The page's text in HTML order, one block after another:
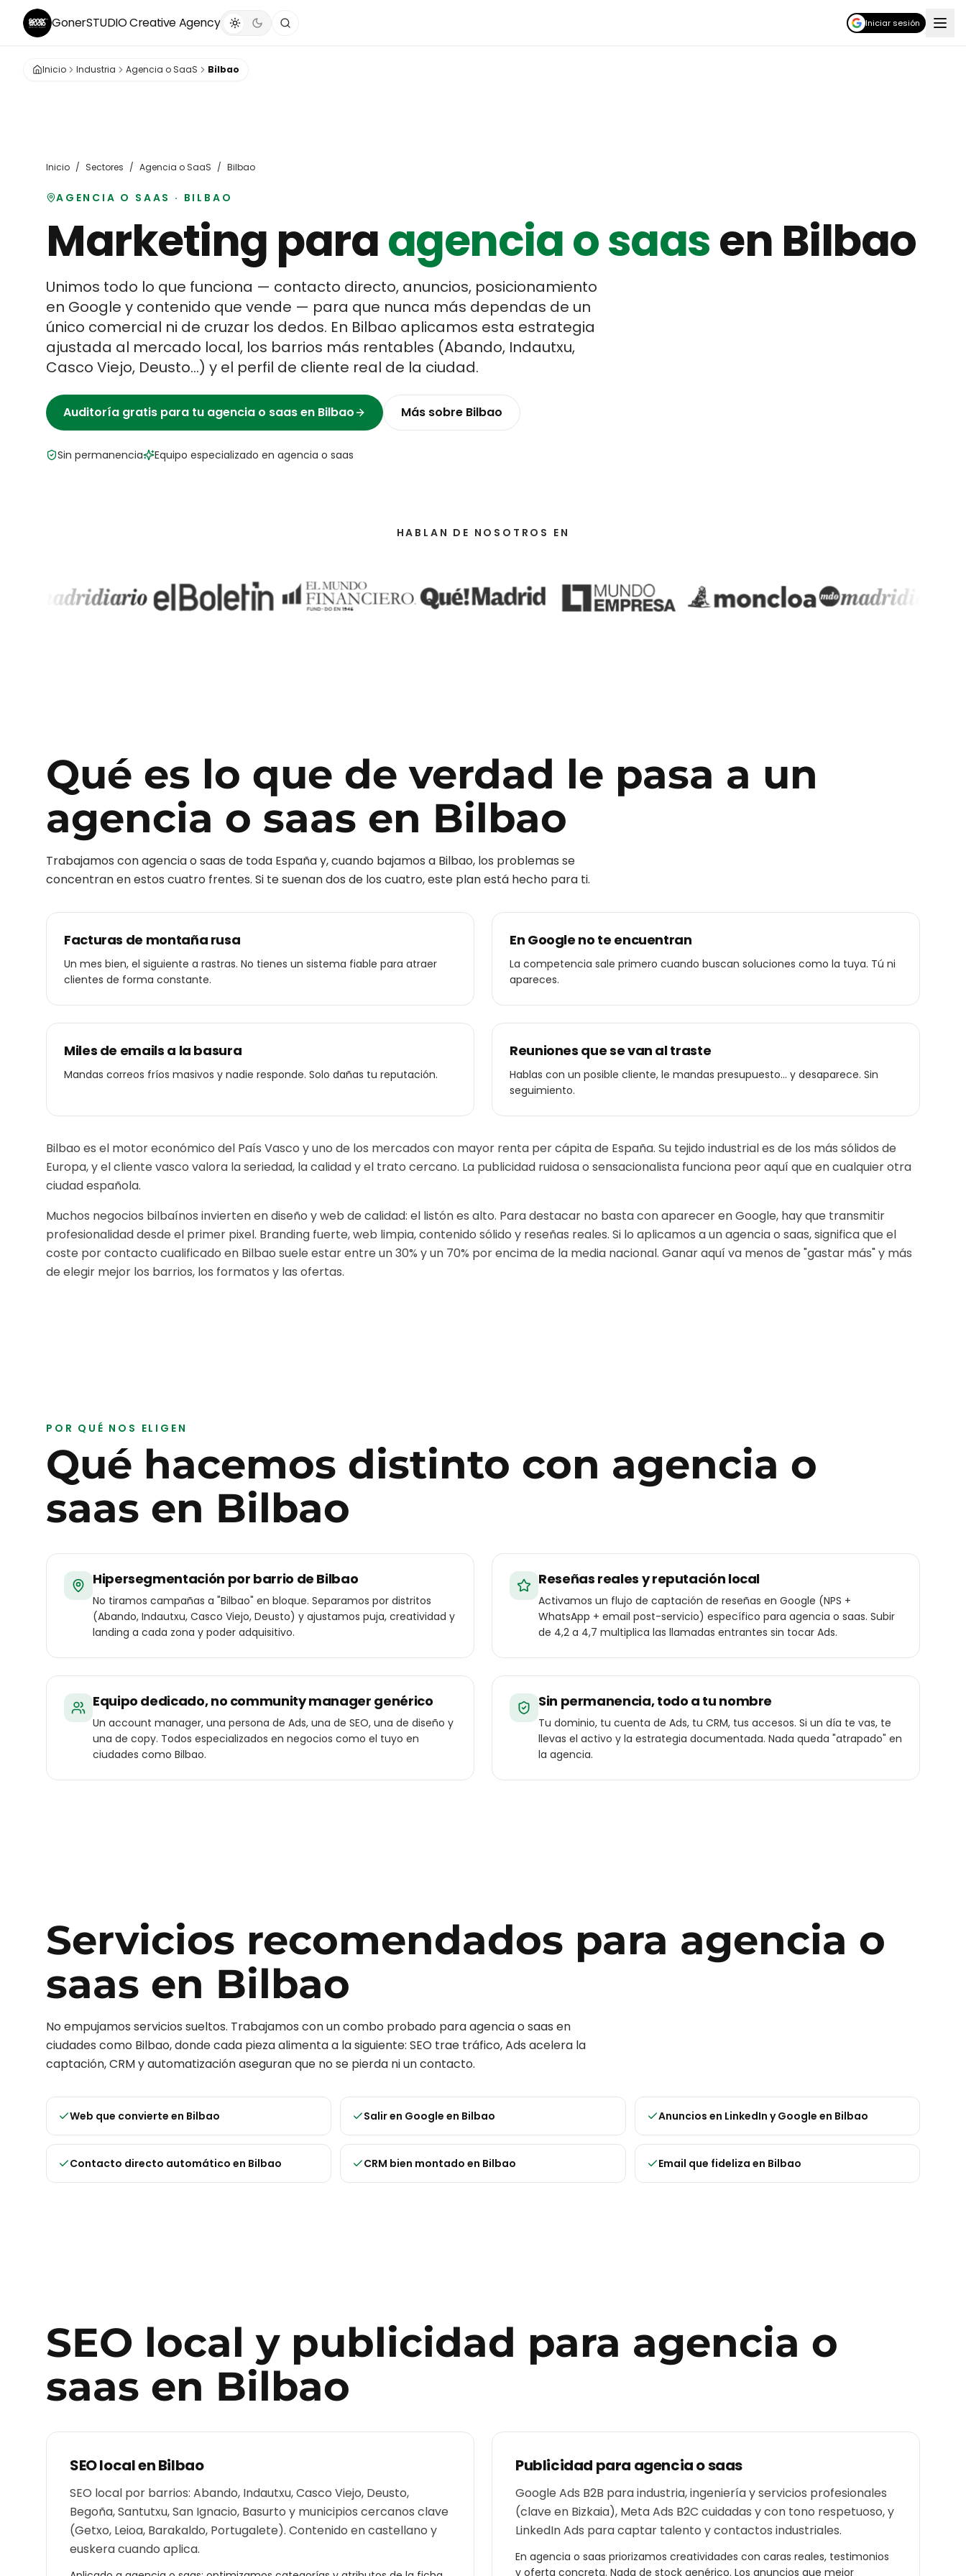
GonerSTUDIOCreative Agency Iniciar sesión
Inicio Industria Agencia o SaaS Bilbao
Inicio / Sectores / Agencia o SaaS / Bilbao
AGENCIA O SAAS · BILBAO
Marketing paraagencia o saasen Bilbao
Unimos todo lo que funciona — contacto directo, anuncios, posicionamiento
en Google y contenido que vende — para que nunca más dependas de un
único comercial ni de cruzar los dedos. En Bilbao aplicamos esta estrategia
ajustada al mercado local, los barrios más rentables (Abando, Indautxu,
Casco Viejo, Deusto…) y el perfil de cliente real de la ciudad.
Auditoría gratis para tu agencia o saasen Bilbao Más sobre Bilbao
Sin permanencia Equipo especializado en agencia o saas
HABLAN DE NOSOTROS EN
Qué es lo que de verdad le pasa a un
agencia o saas en Bilbao
Trabajamos conagencia o saas de toda España y, cuando bajamos a Bilbao, los problemas se
concentran en estos cuatro frentes. Si te suenan dos de los cuatro, este plan está hecho para ti.
Facturas de montaña rusa
Un mes bien, el siguiente a rastras. No tienes un sistema fiable para atraer
clientes de forma constante.
En Google no te encuentran
La competencia sale primero cuando buscan soluciones como la tuya. Tú ni
apareces.
Miles de emails a la basura
Mandas correos fríos masivos y nadie responde. Solo dañas tu reputación.
Reuniones que se van al traste
Hablas con un posible cliente, le mandas presupuesto... y desaparece. Sin
seguimiento.
Bilbao es el motor económico del País Vasco y uno de los mercados con mayor renta per cápita de España. Su tejido industrial es de los más sólidos de
Europa, y el cliente vasco valora la seriedad, la calidad y el trato cercano. La publicidad ruidosa o sensacionalista funciona peor aquí que en cualquier otra
ciudad española.
Muchos negocios bilbaínos invierten en diseño y web de calidad: el listón es alto. Para destacar no basta con aparecer en Google, hay que transmitir
profesionalidad desde el primer pixel. Branding fuerte, web limpia, contenido sólido y reseñas reales. Si lo aplicamos a unagencia o saas, significa que el
coste por contacto cualificado en Bilbao suele estar entre un 30% y un 70% por encima de la media nacional. Ganar aquí va menos de "gastar más" y más
de elegir mejor los barrios, los formatos y las ofertas.
POR QUÉ NOS ELIGEN
Qué hacemos distinto con agencia o
saas en Bilbao
Hipersegmentación por barrio de Bilbao
No tiramos campañas a "Bilbao" en bloque. Separamos por distritos
(Abando, Indautxu, Casco Viejo, Deusto) y ajustamos puja, creatividad y
landing a cada zona y poder adquisitivo.
Reseñas reales y reputación local
Activamos un flujo de captación de reseñas en Google (NPS +
WhatsApp + email post-servicio) específico para agencia o saas. Subir
de 4,2 a 4,7 multiplica las llamadas entrantes sin tocar Ads.
Equipo dedicado, no community manager genérico
Un account manager, una persona de Ads, una de SEO, una de diseño y
una de copy. Todos especializados en negocios como el tuyo en
ciudades como Bilbao.
Sin permanencia, todo a tu nombre
Tu dominio, tu cuenta de Ads, tu CRM, tus accesos. Si un día te vas, te
llevas el activo y la estrategia documentada. Nada queda "atrapado" en
la agencia.
Servicios recomendados para agencia o
saas en Bilbao
No empujamos servicios sueltos. Trabajamos con un combo probado paraagencia o saas en
ciudades como Bilbao, donde cada pieza alimenta a la siguiente: SEO trae tráfico, Ads acelera la
captación, CRM y automatización aseguran que no se pierda ni un contacto.
Web que convierte en Bilbao Salir en Google en Bilbao Anuncios en LinkedIn y Google en Bilbao
Contacto directo automático en Bilbao CRM bien montado en Bilbao Email que fideliza en Bilbao
SEO local y publicidad para agencia o
saas en Bilbao
SEO local enBilbao
SEO local por barrios: Abando, Indautxu, Casco Viejo, Deusto,
Begoña, Santutxu, San Ignacio, Basurto y municipios cercanos clave
(Getxo, Leioa, Barakaldo, Portugalete). Contenido en castellano y
euskera cuando aplica.
Publicidad para agencia o saas
Google Ads B2B para industria, ingeniería y servicios profesionales
(clave en Bizkaia), Meta Ads B2C cuidadas y con tono respetuoso, y
LinkedIn Ads para captar talento y contactos industriales.
En agencia o saas priorizamos creatividades con caras reales, testimonios
y oferta concreta. Nada de stock genérico. Los anuncios que mejor